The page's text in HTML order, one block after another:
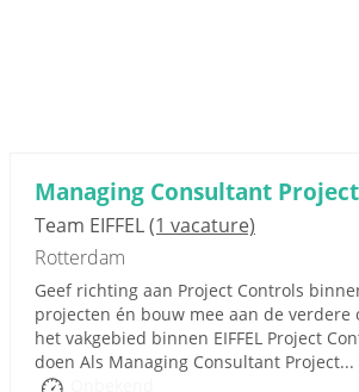
Managing Consultant
Team EIFFEL(1 vacature)
Rotterdam
Geef richting aan Project Controls
projecten én bouw mee aan de verdere
het vakgebied binnen EIFFEL Project
doen Als Managing Consultant Project...